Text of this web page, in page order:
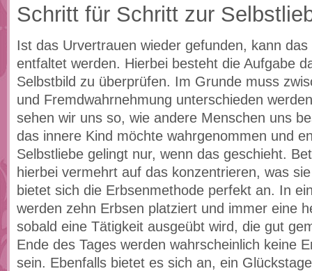
Schritt für Schritt zur
Ist das Urvertrauen wieder gefunden, kann das
entfaltet werden. Hierbei besteht die Aufgabe
Selbstbild zu überprüfen. Im Grunde muss
und Fremdwahrnehmung unterschieden
sehen wir uns so, wie andere Menschen uns
das innere Kind möchte wahrgenommen und
Selbstliebe gelingt nur, wenn das geschieht.
hierbei vermehrt auf das konzentrieren, was
bietet sich die Erbsenmethode perfekt an. In
werden zehn Erbsen platziert und immer eine
sobald eine Tätigkeit ausgeübt wird, die gut
Ende des Tages werden wahrscheinlich keine
sein. Ebenfalls bietet es sich an, ein